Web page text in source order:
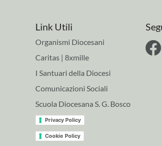
Link Utili
Organismi Diocesani
Caritas | 8xmille
I Santuari della Diocesi
Comunicazioni Sociali
Scuola Diocesana S. G. Bosco
Privacy Policy
Cookie Policy